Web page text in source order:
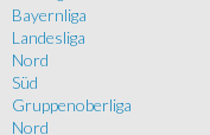
Bayernliga
Landesliga
Nord
Süd
Gruppenoberliga
Nord